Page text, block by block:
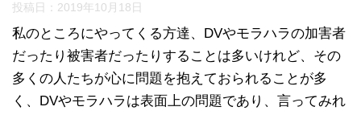
投稿日： 2019年10月18日
私のところにやってくる方達、DVやモラハラの加害者
だったり被害者だったりすることは多いけれど、その
多くの人たちが心に問題を抱えておられることが多
く、DVやモラハラは表面上の問題であり、言ってみれ